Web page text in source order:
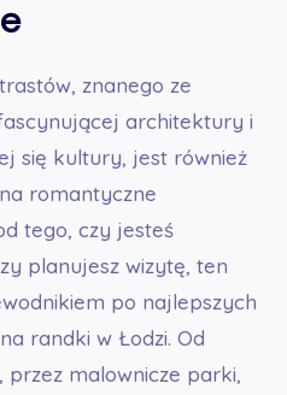
znanego ze
architektury i
się kultury, jest również
romantyczne
tego, czy jesteś
planujesz wizytę, ten
po najlepszych
randki w Łodzi. Od
malownicze parki,